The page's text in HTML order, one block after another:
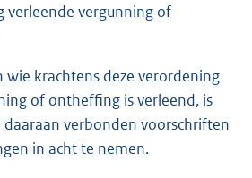
verleende vergunning of
wie krachtens deze verordening
of ontheffing is verleend, is
verbonden voorschriften
in acht te nemen.